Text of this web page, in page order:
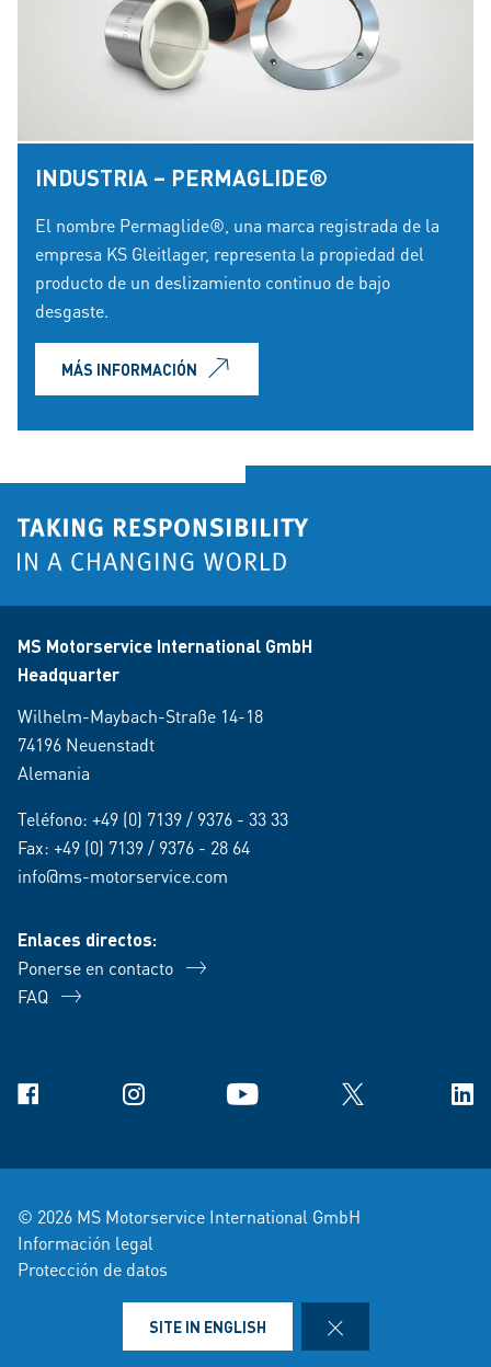
INDUSTRIA – PERMAGLIDE®
El nombre Permaglide®, una marca registrada de la
empresa KS Gleitlager, representa la propiedad del
producto de un deslizamiento continuo de bajo
desgaste.
MÁS INFORMACIÓN
MS Motorservice International GmbH
Headquarter
Wilhelm-Maybach-Straße 14-18
74196 Neuenstadt
Alemania
Teléfono: +49 (0) 7139 / 9376 - 33 33
Fax: +49 (0) 7139 / 9376 - 28 64
info@ms-motorservice.com
Enlaces directos:
Ponerse en contacto
FAQ
Facebook Instagram YouTube X
© 2026 MS Motorservice International GmbH
Información legal
Protección de datos
SITE IN ENGLISH CLOSE